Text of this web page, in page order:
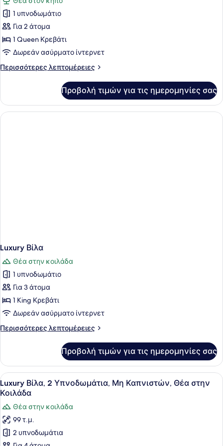
των
φωτογραφιών
για
Superior
Δωμάτιο
1 υπνοδωμάτιο
Για 2 άτομα
1 Queen Κρεβάτι
Δωρεάν ασύρματο ίντερνετ
Περισσότερες λεπτομέρειες
Περισσότερες
Δωμάτιο
Προβολή τιμών για τις ημερομηνίες σας
Luxury Βίλα
Θέα στην κοιλάδα
1 υπνοδωμάτιο
Για 3 άτομα
1 King Κρεβάτι
Δωρεάν ασύρματο ίντερνετ
Περισσότερες λεπτομέρειες
Περισσότερες
Βίλα
Προβολή τιμών για τις ημερομηνίες σας
Προβολή
όλων
των
φωτογραφιών
για
Luxury
Ένα υπνοδωμάτιο με ένα μεγάλο
16
Luxury Βίλα, 2 Υπνοδωμάτια, Μη Καπνιστών, Θέα στην
Κοιλάδα
Θέα στην κοιλάδα
99 τ.μ.
2 υπνοδωμάτια